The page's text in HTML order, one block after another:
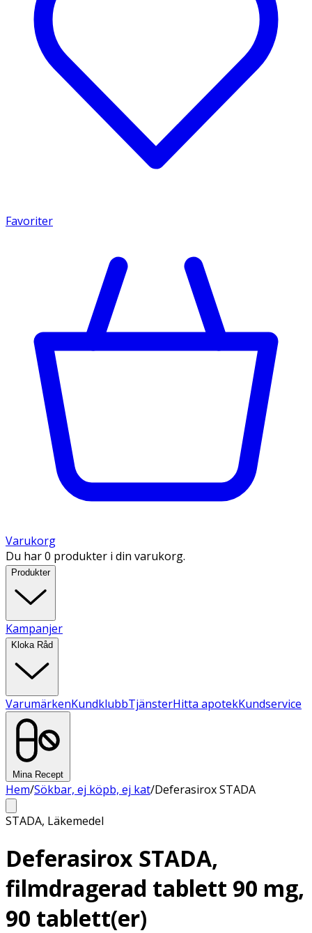
Favoriter
Varukorg
Du har 0 produkter i din varukorg.
Produkter
Kampanjer
Kloka Råd
VarumärkenKundklubbTjänsterHitta apotekKundservice
Mina Recept
Hem/Sökbar, ej köpb, ej kat/Deferasirox STADA
STADA, Läkemedel
Deferasirox STADA,
filmdragerad tablett 90 mg,
90 tablett(er)